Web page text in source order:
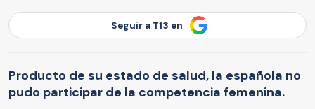
Seguir a T13 en
Producto de su estado de salud, la española no
pudo participar de la competencia femenina.